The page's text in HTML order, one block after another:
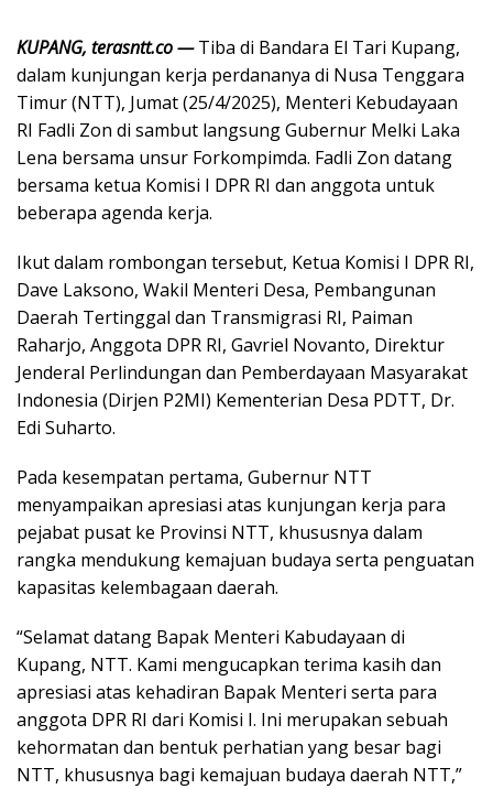
KUPANG, terasntt.co —Tiba di Bandara El Tari Kupang,
dalam kunjungan kerja perdananya di Nusa Tenggara
Timur (NTT), Jumat (25/4/2025), Menteri Kebudayaan
RI Fadli Zon di sambut langsung Gubernur Melki Laka
Lena bersama unsur Forkompimda. Fadli Zon datang
bersama ketua Komisi I DPR RI dan anggota untuk
beberapa agenda kerja.
Ikut dalam rombongan tersebut, Ketua Komisi I DPR RI,
Dave Laksono, Wakil Menteri Desa, Pembangunan
Daerah Tertinggal dan Transmigrasi RI, Paiman
Raharjo, Anggota DPR RI, Gavriel Novanto, Direktur
Jenderal Perlindungan dan Pemberdayaan Masyarakat
Indonesia (Dirjen P2MI) Kementerian Desa PDTT, Dr.
Edi Suharto.
Pada kesempatan pertama, Gubernur NTT
menyampaikan apresiasi atas kunjungan kerja para
pejabat pusat ke Provinsi NTT, khususnya dalam
rangka mendukung kemajuan budaya serta penguatan
kapasitas kelembagaan daerah.
“Selamat datang Bapak Menteri Kabudayaan di
Kupang, NTT. Kami mengucapkan terima kasih dan
apresiasi atas kehadiran Bapak Menteri serta para
anggota DPR RI dari Komisi I. Ini merupakan sebuah
kehormatan dan bentuk perhatian yang besar bagi
NTT, khususnya bagi kemajuan budaya daerah NTT,”